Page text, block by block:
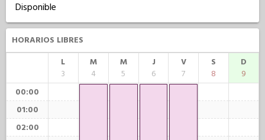
Disponible
HORARIOS LIBRES
L
3
M
4
M
5
J
6
V
7
S
8
D
9
00:00
01:00
02:00